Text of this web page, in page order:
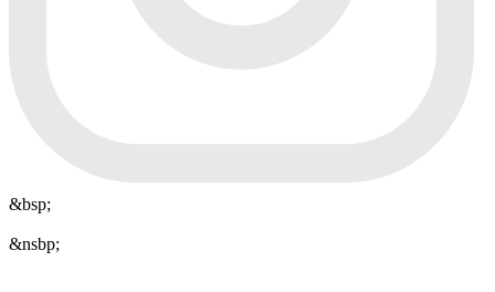
&bsp;
&nsbp;